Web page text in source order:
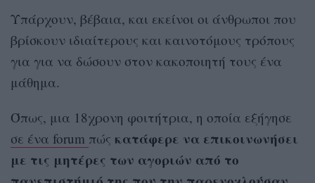
Υπάρχουν, βέβαια, και εκείνοι οι άνθρωποι που
βρίσκουν ιδιαίτερους και καινοτόμους τρόπους
για για να δώσουν στον κακοποιητή τους ένα
μάθημα.
Όπως, μια 18χρονη φοιτήτρια, η οποία εξήγησε
σε ένα forum πώς κατάφερε να επικοινωνήσει
με τις μητέρες των αγοριών από το